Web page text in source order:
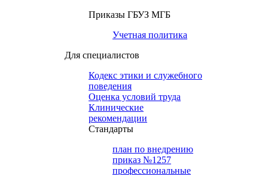
Приказы ГБУЗ МГБ
Учетная политика
Для специалистов
Кодекс этики и служебного
поведения
Оценка условий труда
Клинические
рекомендации
Cтандарты
план по внедрению
приказ №1257
профессиональные